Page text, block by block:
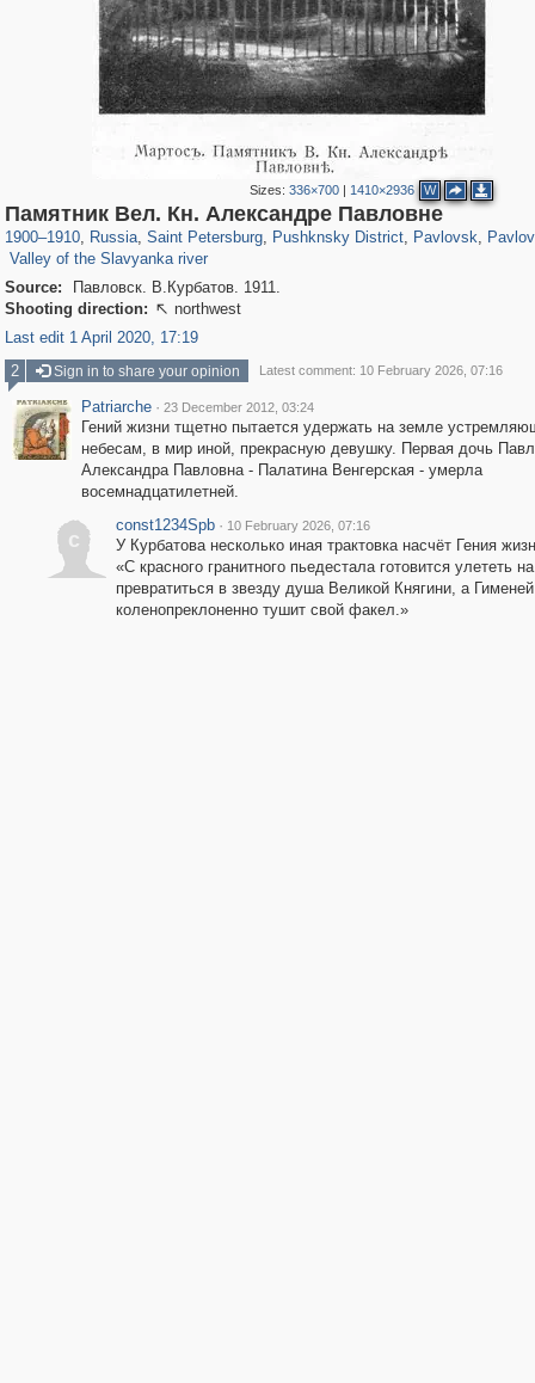
Sizes:336×700 | 1410×2936 W
Памятник Вел. Кн. Александре Павловне
1900–1910, Russia
1,406,672 29,243
, Saint Petersburg
197,153 5,709
, Pushknsky District
11,382 655
, Pavlovsk
3,558 432
,
2,847
Valley of the Slavyanka river
984 148
Source:
Павловск. В.Курбатов. 1911.
Shooting direction:  northwest
Last edit 1 April 2020, 17:19
2
Sign in to share your opinion Latest comment: 10 February 2026, 07:16
Patriarche · 23 December 2012, 03:24
Гений жизни тщетно пытается удержать на земле
небесам, в мир иной, прекрасную девушку. Первая дочь
Александра Павловна - Палатина Венгерская - умерла
восемнадцатилетней.
c
const1234Spb · 10 February 2026, 07:16
У Курбатова несколько иная трактовка насчёт Гения
«С красного гранитного пьедестала готовится улететь
превратиться в звезду душа Великой Княгини, a Гименей
коленопреклоненно тушит свой факел.»